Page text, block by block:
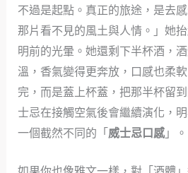
不過是起點。真正的旅途，是去
那片看不見的風土與人情。」她
明前的光暈。她還剩下半杯酒，
溫，香氣變得更奔放，口感也柔
完，而是蓋上杯蓋，把那半杯留
士忌在接觸空氣後會繼續演化，
一個截然不同的「 威士忌口感」。